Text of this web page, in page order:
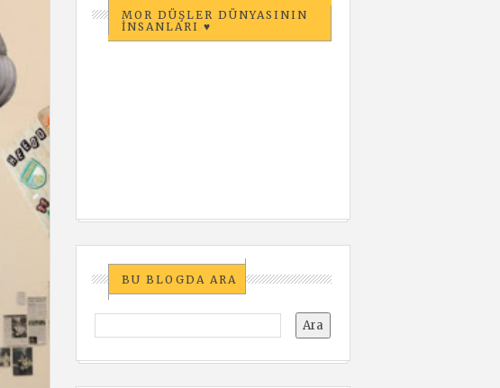
MOR DÜŞLER DÜNYASININ
İNSANLARI ♥
BU BLOGDA ARA